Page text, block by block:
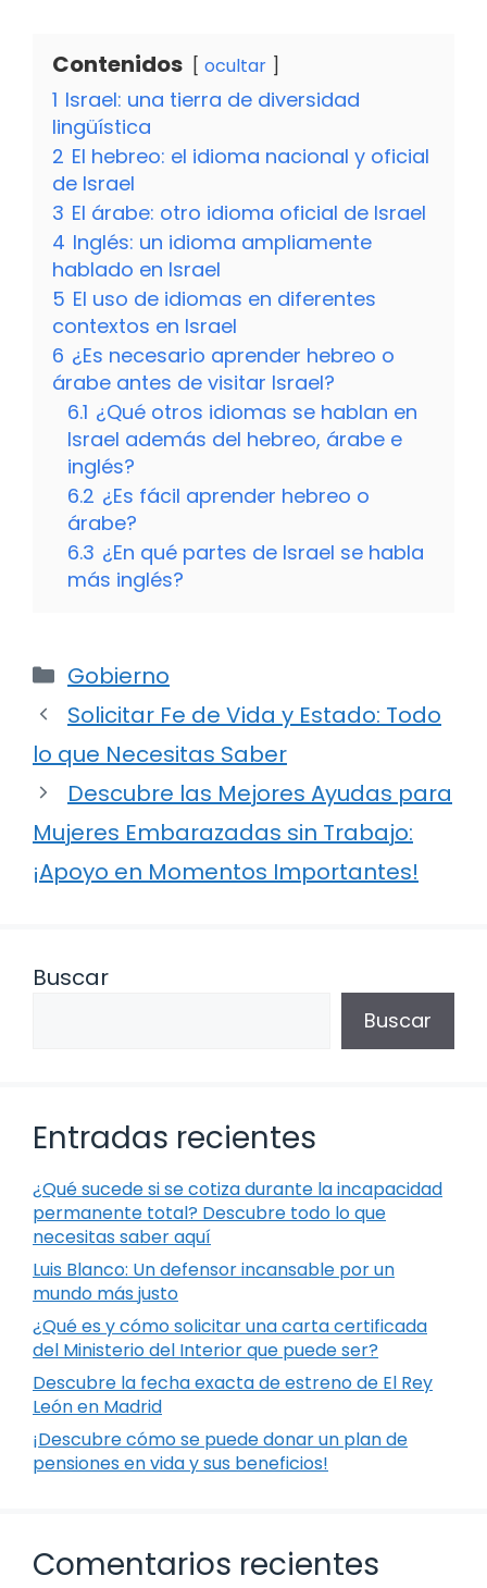
Contenidos ocultar
1 Israel: una tierra de diversidad
lingüística
2 El hebreo: el idioma nacional y oficial
de Israel
3 El árabe: otro idioma oficial de Israel
4 Inglés: un idioma ampliamente
hablado en Israel
5 El uso de idiomas en diferentes
contextos en Israel
6 ¿Es necesario aprender hebreo o
árabe antes de visitar Israel?
6.1 ¿Qué otros idiomas se hablan en
Israel además del hebreo, árabe e
inglés?
6.2 ¿Es fácil aprender hebreo o
árabe?
6.3 ¿En qué partes de Israel se habla
más inglés?
Categorías
Gobierno
Solicitar Fe de Vida y Estado: Todo
lo que Necesitas Saber
Descubre las Mejores Ayudas para
Mujeres Embarazadas sin Trabajo:
¡Apoyo en Momentos Importantes!
Buscar
Buscar
Entradas recientes
¿Qué sucede si se cotiza durante la incapacidad
permanente total? Descubre todo lo que
necesitas saber aquí
Luis Blanco: Un defensor incansable por un
mundo más justo
¿Qué es y cómo solicitar una carta certificada
del Ministerio del Interior que puede ser?
Descubre la fecha exacta de estreno de El Rey
León en Madrid
¡Descubre cómo se puede donar un plan de
pensiones en vida y sus beneficios!
Comentarios recientes